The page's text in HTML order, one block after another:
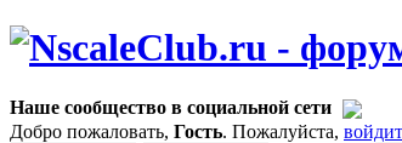
Наше сообщество в социальной сети
Добро пожаловать, Гость. Пожалуйста,